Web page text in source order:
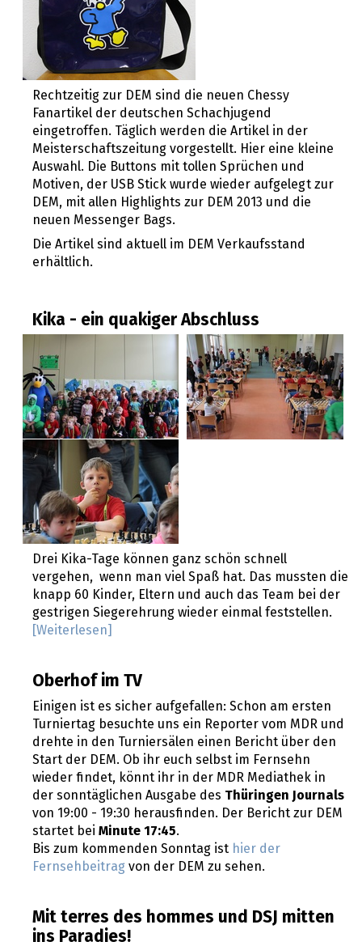
Rechtzeitig zur DEM sind die neuen Chessy
Fanartikel der deutschen Schachjugend
eingetroffen. Täglich werden die Artikel in der
Meisterschaftszeitung vorgestellt. Hier eine kleine
Auswahl. Die Buttons mit tollen Sprüchen und
Motiven, der USB Stick wurde wieder aufgelegt zur
DEM, mit allen Highlights zur DEM 2013 und die
neuen Messenger Bags.
Die Artikel sind aktuell im DEM Verkaufsstand
erhältlich.
Kika - ein quakiger Abschluss
Drei Kika-Tage können ganz schön schnell
vergehen, wenn man viel Spaß hat. Das mussten die
knapp 60 Kinder, Eltern und auch das Team bei der
gestrigen Siegerehrung wieder einmal feststellen.
[Weiterlesen]
Oberhof im TV
Einigen ist es sicher aufgefallen: Schon am ersten
Turniertag besuchte uns ein Reporter vom MDR und
drehte in den Turniersälen einen Bericht über den
Start der DEM. Ob ihr euch selbst im Fernsehn
wieder findet, könnt ihr in der MDR Mediathek in
der sonntäglichen Ausgabe des Thüringen Journals
von 19:00 - 19:30 herausfinden. Der Bericht zur DEM
startet bei Minute 17:45.
Bis zum kommenden Sonntag ist hier der
Fernsehbeitrag von der DEM zu sehen.
Mit terres des hommes und DSJ mitten
ins Paradies!